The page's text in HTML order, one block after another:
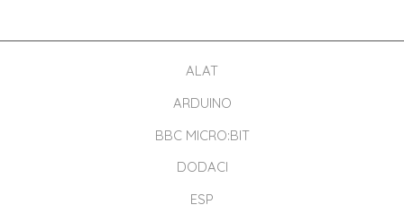
ALAT
ARDUINO
BBC MICRO:BIT
DODACI
ESP